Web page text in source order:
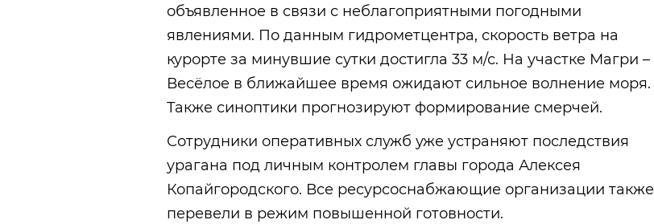
объявленное в связи с неблагоприятными погодными
явлениями. По данным гидрометцентра, скорость ветра на
курорте за минувшие сутки достигла 33 м/с. На участке Магри –
Весёлое в ближайшее время ожидают сильное волнение моря.
Также синоптики прогнозируют формирование смерчей.
Сотрудники оперативных служб уже устраняют последствия
урагана под личным контролем главы города Алексея
Копайгородского. Все ресурсоснабжающие организации также
перевели в режим повышенной готовности.